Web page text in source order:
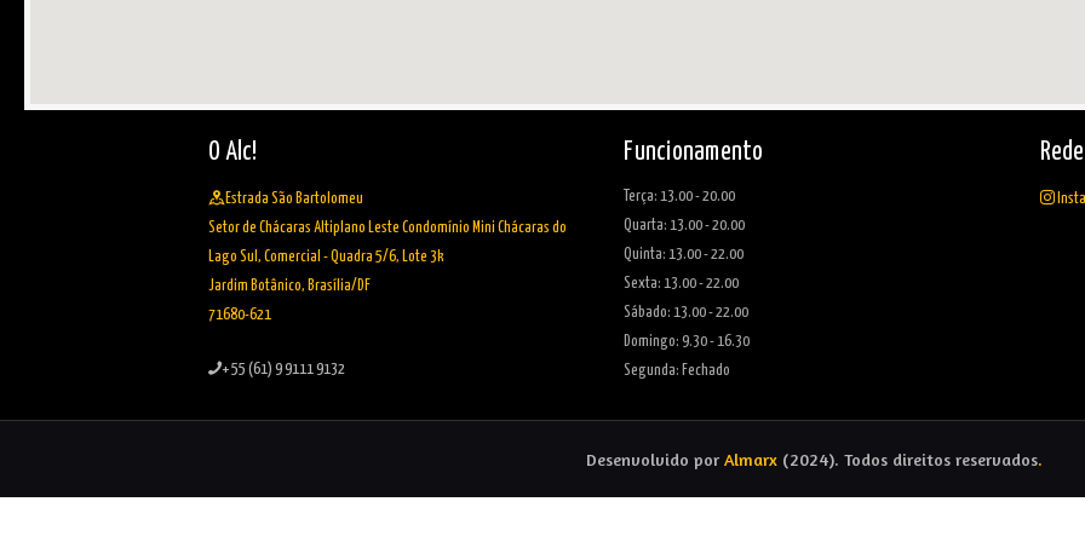
O Alc!
Estrada São Bartolomeu
Setor de Chácaras Altiplano Leste Condomínio Mini Chácaras do
Lago Sul, Comercial - Quadra 5/6, Lote 3k
Jardim Botânico, Brasília/DF
71680-621
+ 55 (61) 9 9111 9132
Funcionamento
Terça: 13.00 - 20.00
Quarta: 13.00 - 20.00
Quinta: 13.00 - 22.00
Sexta: 13.00 - 22.00
Sábado: 13.00 - 22.00
Domingo: 9.30 - 16.30
Segunda: Fechado
Desenvolvido por Almarx(2024). Todos direitos reservados.